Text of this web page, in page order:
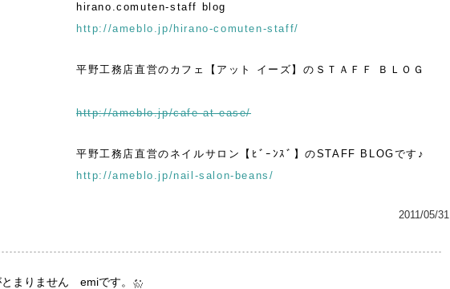
staff blog
http://ameblo.jp/hirano-comuten-staff/
営のカフェ【アット イーズ】のＳＴＡＦＦ ＢＬＯＧ
http://ameblo.jp/cafe-at-ease/
営のネイルサロン【ﾋﾞｰﾝｽﾞ】のSTAFF BLOGです♪
http://ameblo.jp/nail-salon-beans/
2011/05/31
まりません emiです。